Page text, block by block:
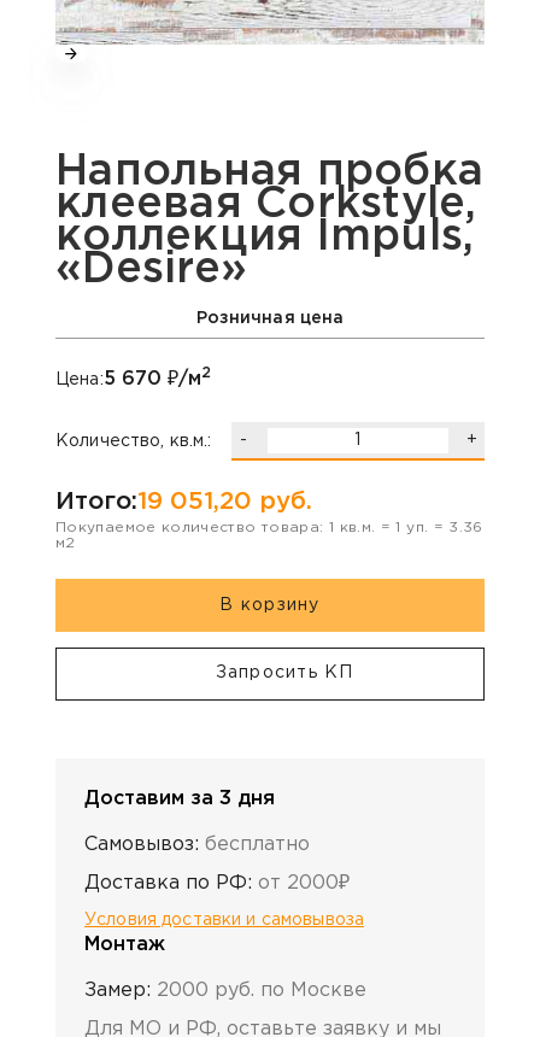
Напольная пробка
клеевая Corkstyle,
коллекция Impuls,
«Desire»
Розничная цена
Цена:5 670 ₽/м2
Количество, кв.м.: - +
Итого:19 051,20 руб.
Покупаемое количество товара: 1 кв.м. =1 уп. = 3.36
м2
В корзину
Запросить КП
Доставим за 3 дня
Самовывоз: бесплатно
Доставка по РФ: от 2000₽
Условия доставки и самовывоза
Монтаж
Замер: 2000 руб. по Москве
Для МО и РФ, оставьте заявку и мы